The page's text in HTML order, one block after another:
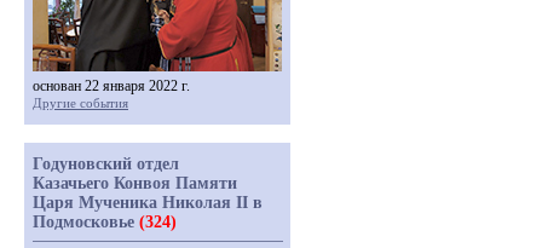
основан 22 января 2022 г.
Другие события
Годуновский отдел
Казачьего Конвоя Памяти
Царя Мученика Николая II в
Подмосковье (324)